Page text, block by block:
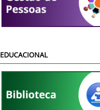
EDUCACIONAL